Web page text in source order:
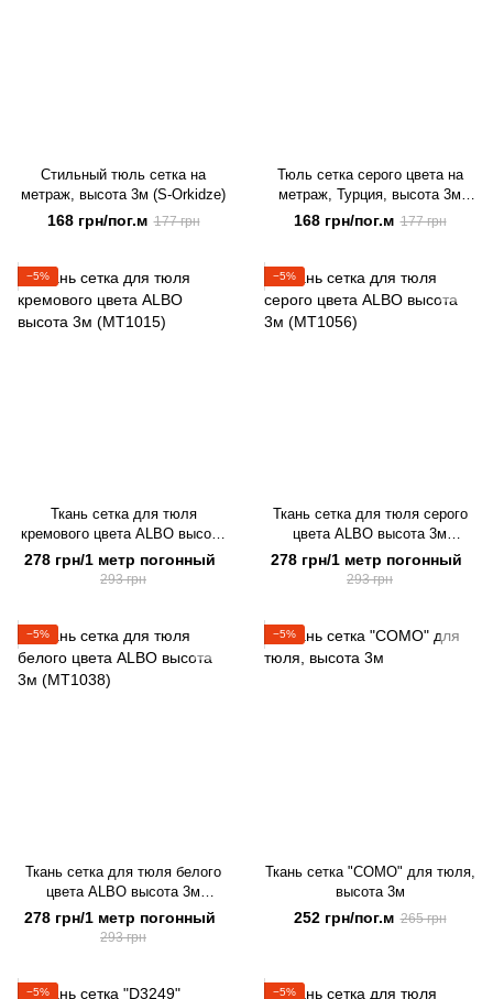
Стильный тюль сетка на
метраж, высота 3м (S-Orkidze)
168 грн/пог.м 177 грн
Тюль сетка серого цвета на
метраж, Турция, высота 3м
(Orkidze-6)
168 грн/пог.м 177 грн
−5%
Ткань сетка для тюля
кремового цвета ALBO высота
3м (MT1015)
278 грн/1 метр погонный
293 грн
−5%
Ткань сетка для тюля серого
цвета ALBO высота 3м
(MT1056)
278 грн/1 метр погонный
293 грн
−5%
Ткань сетка для тюля белого
цвета ALBO высота 3м
(MT1038)
278 грн/1 метр погонный
293 грн
−5%
Ткань сетка "COMO" для тюля,
высота 3м
252 грн/пог.м 265 грн
−5% −5%